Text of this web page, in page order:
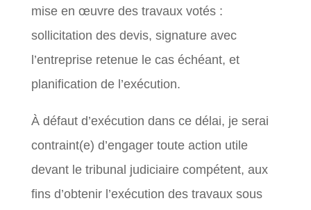
mise en œuvre des travaux votés :
sollicitation des devis, signature avec
l’entreprise retenue le cas échéant, et
planification de l’exécution.
À défaut d’exécution dans ce délai, je serai
contraint(e) d’engager toute action utile
devant le tribunal judiciaire compétent, aux
fins d’obtenir l’exécution des travaux sous